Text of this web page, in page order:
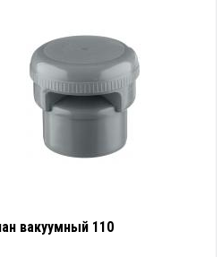
вакуумный 110